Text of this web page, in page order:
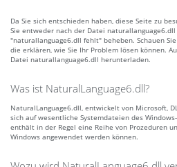
Da Sie sich entschieden haben, diese Seite zu
Sie entweder nach der Datei
"naturallanguage6.dll fehlt" beheben. Schauen
die erklären, wie Sie Ihr Problem lösen können.
Datei naturallanguage6.dll herunterladen.
Was ist NaturalLanguage6.dll?
NaturalLanguage6.dll, entwickelt von Microsoft,
sich auf wesentliche Systemdateien des
enthält in der Regel eine Reihe von Prozeduren
Windows angewendet werden können.